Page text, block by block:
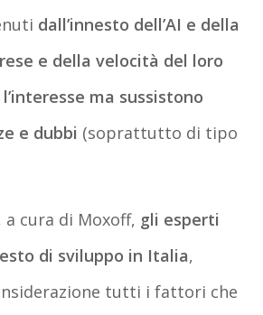
dall’innesto dell’AI e della
e della velocità del loro
ma sussistono
e dubbi (soprattutto di tipo
a cura di Moxoff, gli esperti
di sviluppo in Italia,
tutti i fattori che